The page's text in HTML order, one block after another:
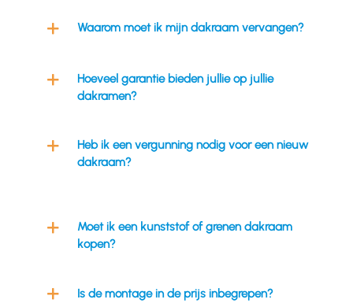
Waarom moet ik mijn dakraam vervangen?
Hoeveel garantie bieden jullie op jullie
dakramen?
Heb ik een vergunning nodig voor een nieuw
dakraam?
Moet ik een kunststof of grenen dakraam
kopen?
Is de montage in de prijs inbegrepen?